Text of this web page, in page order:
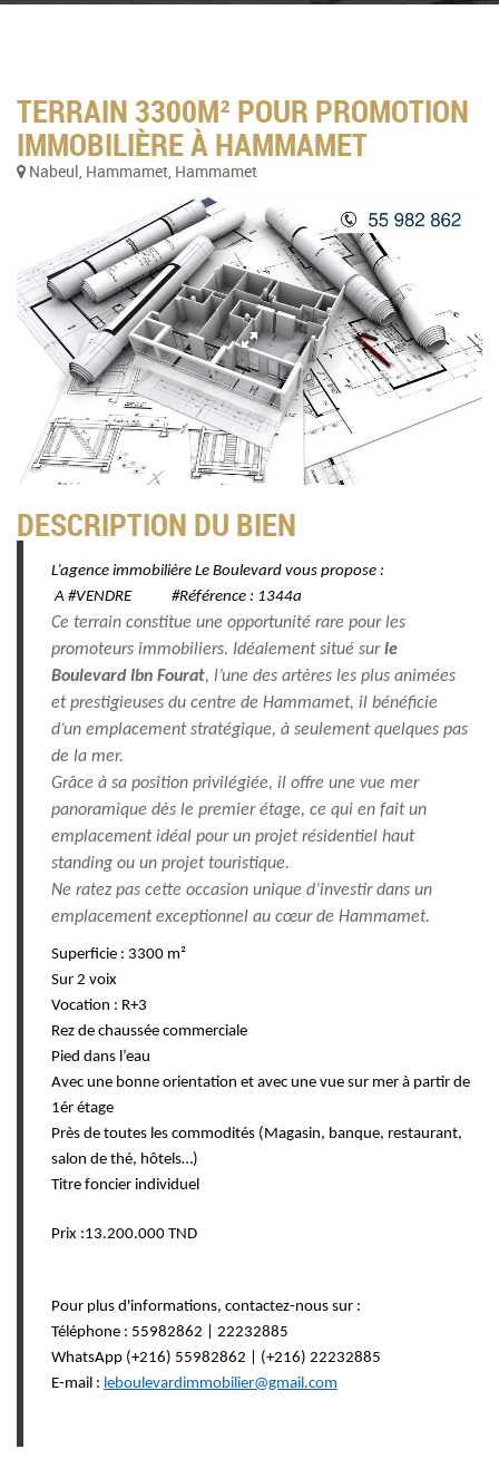
TERRAIN 3300M² POUR PROMOTION
IMMOBILIÈRE À HAMMAMET
Nabeul, Hammamet, Hammamet
DESCRIPTION DU BIEN
L’agence immobilière Le Boulevard vous propose :
A #VENDRE #Référence : 1344a
Ce terrain constitue une opportunité rare pour les
promoteurs immobiliers. Idéalement situé surle
Boulevard Ibn Fourat, l’une des artères les plus animées
et prestigieuses du centre de Hammamet, il bénéficie
d’un emplacement stratégique, à seulement quelques pas
de la mer.
Grâce à sa position privilégiée, il offre une vue mer
panoramique dès le premier étage, ce qui en fait un
emplacement idéal pour un projet résidentiel haut
standing ou un projet touristique.
Ne ratez pas cette occasion unique d’investir dans un
emplacement exceptionnel au cœur de Hammamet.
Superficie : 3300 m²
Sur 2 voix
Vocation : R+3
Rez de chaussée commerciale
Pied dans l’eau
Avec une bonne orientation et avec une vue sur mer à partir de
1ér étage
Près de toutes les commodités (Magasin, banque, restaurant,
salon de thé, hôtels…)
Titre foncier individuel
Prix :13.200.000 TND
Pour plus d'informations, contactez-nous sur :
Téléphone : 55982862 | 22232885
WhatsApp (+216) 55982862 | (+216) 22232885
E-mail : leboulevardimmobilier@gmail.com